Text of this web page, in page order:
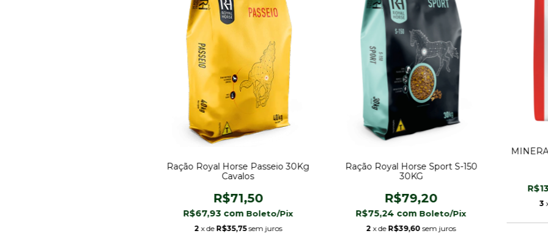
Ração Royal Horse Passeio 30Kg
Cavalos
R$71,50
R$67,93 com
2 x de R$35,75 sem juros
Ração Royal Horse Sport S-150
30KG
R$79,20
R$75,24 com
2 x de R$39,60 sem juros
3